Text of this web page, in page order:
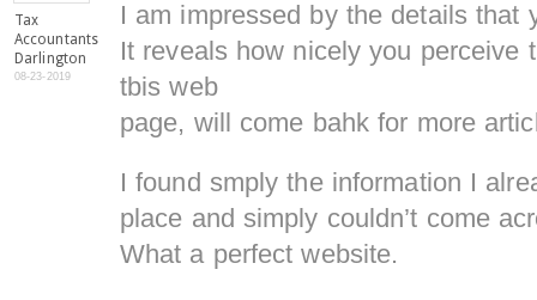
Tax
Accountants
Darlington
08-23-2019
I am impressed by the details that
It reveals how nicely you perceive
tbis web
page, will come bahk for more
I found smply the information I
place and simply couldn’t come
What a perfect website.